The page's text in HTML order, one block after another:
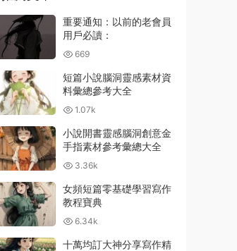
重要通知：以前的老會員
用戶必讀：
669
短篇小說腦洞靈感素材資
料彙總參考大全
1.07k
小說開書靈感腦洞創意金
手指素材參考彙總大全
3.36k
女頻短篇零基礎學習寫作
教程寶典
6.34k
十萬均訂大神分享寫作精